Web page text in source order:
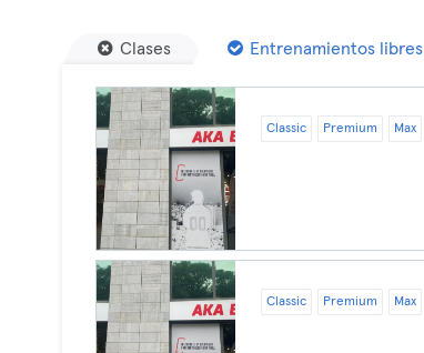
Clases Entrenamientos libres
Classic Premium Max
Classic Premium Max